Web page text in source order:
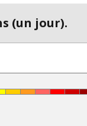
(un jour).